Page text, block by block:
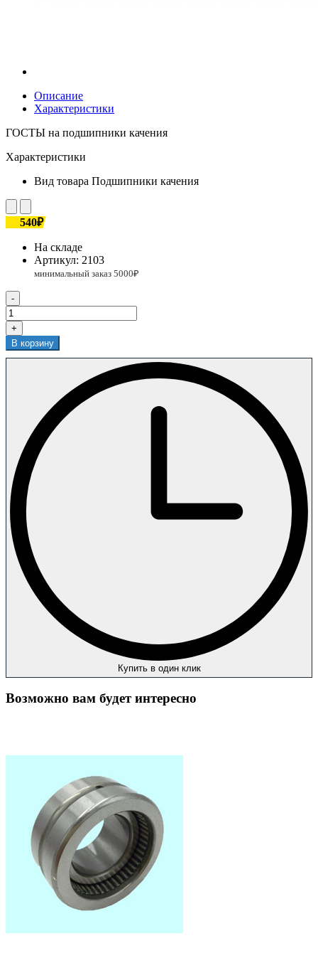
Описание
Характеристики
ГОСТЫ на подшипники качения
Характеристики
Вид товара Подшипники качения
540₽
На складе
Артикул: 2103
-
+
В корзину
Купить в один клик
Возможно вам будет интересно